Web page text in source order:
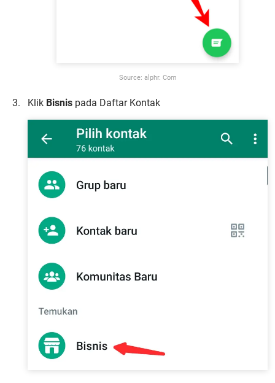
Source: alphr. Com
Klik Bisnis pada Daftar Kontak